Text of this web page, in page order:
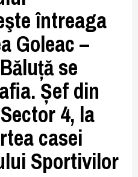
întreaga
Goleac –
se
Șef din
4, la
casei
Sportivilor